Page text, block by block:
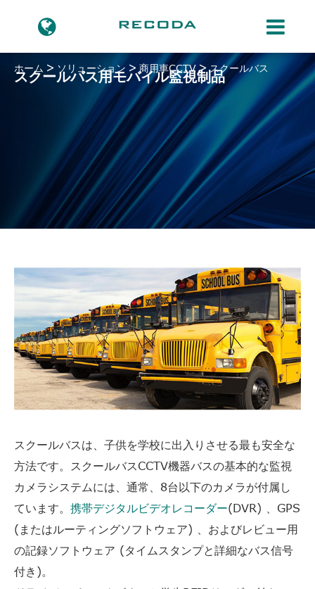
ホーム ソリューション 商用車CCTV スクールバス
スクールバス用モバイル監視制品
スクールバスは、子供を学校に出入りさせる最も安全な
方法です。スクールバスCCTV機器バスの基本的な監視
カメラシステムには、通常、8台以下のカメラが付属し
ています。 携帯デジタルビデオレコーダー(DVR) 、GPS
(またはルーティングソフトウェア) 、およびレビュー用
の記録ソフトウェア (タイムスタンプと詳細なバス信号
付き)。